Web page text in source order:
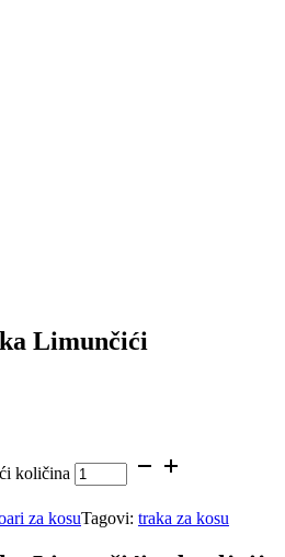
Limunčići
količina
za kosuTagovi: traka za kosu